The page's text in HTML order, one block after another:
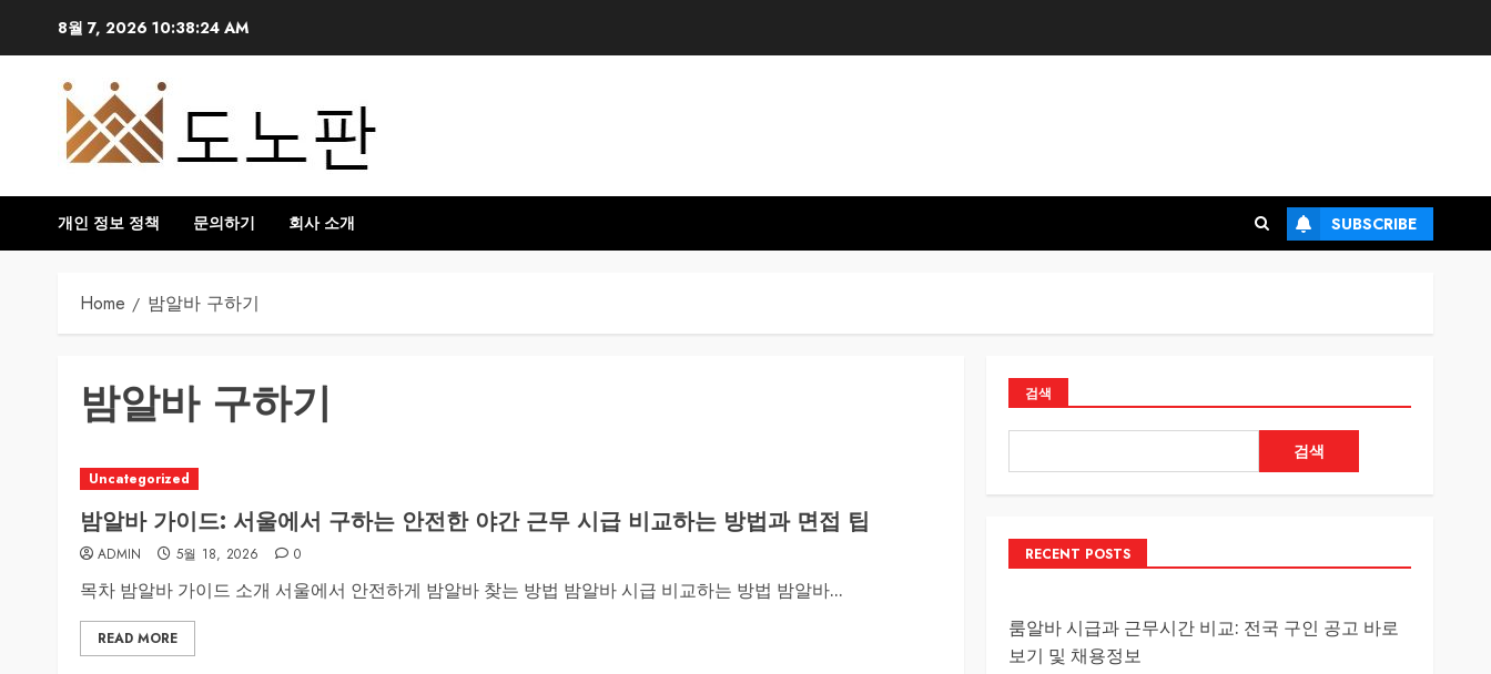
8월 7, 2026 10:38:24 AM
개인 정보 정책 문의하기 회사 소개 SUBSCRIBE
Home 밤알바 구하기
밤알바 구하기
Uncategorized
밤알바 가이드: 서울에서 구하는 안전한 야간 근무 시급 비교하는 방법과 면접 팁
ADMIN 5월 18, 2026 0
목차 밤알바 가이드 소개 서울에서 안전하게 밤알바 찾는 방법 밤알바 시급 비교하는 방법 밤알바...
READ MORE
검색
검색
RECENT POSTS
룸알바 시급과 근무시간 비교: 전국 구인 공고 바로
보기 및 채용정보